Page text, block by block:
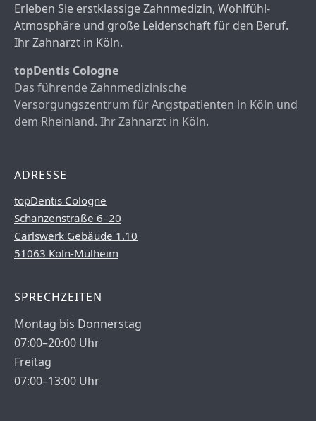
Erleben Sie erstklassige Zahnmedizin, Wohlfühl-
Atmosphäre und große Leidenschaft für den Beruf.
Ihr Zahnarzt in Köln.
topDentis Cologne
Das führende Zahnmedizinische
Versorgungszentrum für Angstpatienten in Köln und
dem Rheinland. Ihr Zahnarzt in Köln.
ADRESSE
topDentis Cologne
Schanzenstraße 6–20
Carlswerk Gebäude 1.10
51063 Köln-Mülheim
SPRECHZEITEN
Montag bis Donnerstag
07:00–20:00 Uhr
Freitag
07:00–13:00 Uhr